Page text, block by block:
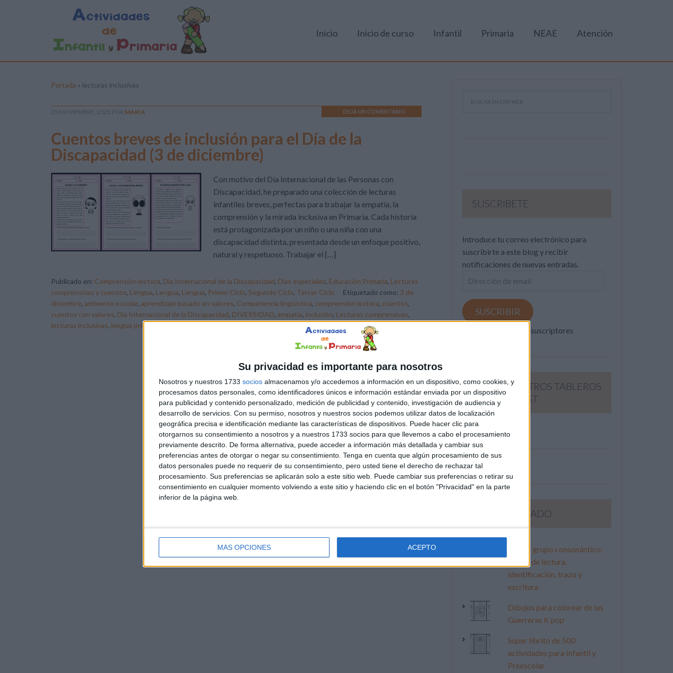
Su privacidad es importante para nosotros
Nosotros y nuestros 1733 socios almacenamos y/o accedemos a información en un dispositivo, como cookies, y
procesamos datos personales, como identificadores únicos e información estándar enviada por un dispositivo
para publicidad y contenido personalizado, medición de publicidad y contenido, investigación de audiencia y
desarrollo de servicios. Con su permiso, nosotros y nuestros socios podemos utilizar datos de localización
geográfica precisa e identificación mediante las características de dispositivos. Puede hacer clic para
otorgarnos su consentimiento a nosotros y a nuestros 1733 socios para que llevemos a cabo el procesamiento
previamente descrito. De forma alternativa, puede acceder a información más detallada y cambiar sus
preferencias antes de otorgar o negar su consentimiento. Tenga en cuenta que algún procesamiento de sus
datos personales puede no requerir de su consentimiento, pero usted tiene el derecho de rechazar tal
procesamiento. Sus preferencias se aplicarán solo a este sitio web. Puede cambiar sus preferencias o retirar su
consentimiento en cualquier momento volviendo a este sitio y haciendo clic en el botón "Privacidad" en la parte
inferior de la página web.
MÁS OPCIONES ACEPTO
Inicio Inicio de curso Infantil Primaria NEAE Atención
Portada » lecturas inclusivas
25 NOVIEMBRE, 2025 POR MARÍA DEJA UN COMENTARIO
Cuentos breves de inclusión para el Día de la
Discapacidad (3 de diciembre)
Con motivo del Día Internacional de las Personas con
Discapacidad, he preparado una colección de lecturas
infantiles breves, perfectas para trabajar la empatía, la
comprensión y la mirada inclusiva en Primaria. Cada historia
está protagonizada por un niño o una niña con una
discapacidad distinta, presentada desde un enfoque positivo,
natural y respetuoso. Trabajar el […]
Publicado en: Comprensión lectora, Día Internacional de la Discapacidad, Días especiales, Educación Primaria, Lecturas
comprensivas y cuentos, Lengua, Lengua, Lengua, Primer Ciclo, Segundo Ciclo, Tercer Ciclo Etiquetado como: 3 de
diciembre, ambiente escolar, aprendizaje basado en valores, Competencia lingüística, comprensión lectora, cuentos,
cuentos con valores, Día Internacional de la Discapacidad, DIVERSIDAD, empatía, inclusión, Lecturas comprensivas,
lecturas inclusivas, lengua primaria
SUSCRIBETE
Introduce tu correo electrónico para
suscribirte a este blog y recibir
notificaciones de nuevas entradas.
Dirección
email
SUSCRIBIR
Únete a otros 371K suscriptores
SIGUE NUESTROS TABLEROS
EN PINTEREST
LO MÁS VISITADO
Primer grupo consonántico:
Fichas de lectura,
identificación, trazo y
escritura
Dibujos para colorear de las
Guerreras K pop
Súper librito de 500
actividades para Infantil y
Preescolar